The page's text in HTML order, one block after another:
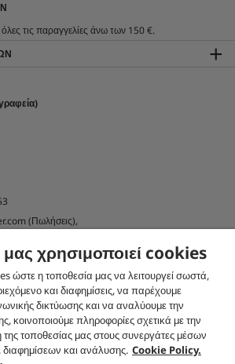
όλες τις παραγγελίες άνω των 150 €.
(Πωλήσεις),
υποστήριξη)
GREECE
MEDIA
μας χρησιμοποιεί cookies
ώστε η τοποθεσία μας να λειτουργεί σωστά,
και διαφημίσεις, να παρέχουμε
δικτύωσης και να αναλύουμε την
κοινοποιούμε πληροφορίες σχετικά με την
τοποθεσίας μας στους συνεργάτες μέσων
διαφημίσεων και ανάλυσης. Cookie Policy.